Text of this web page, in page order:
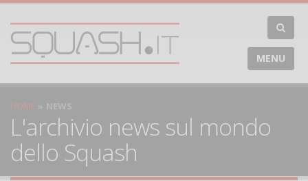
MENU
HOME NEWS
L'archivio news sul mondo
dello Squash